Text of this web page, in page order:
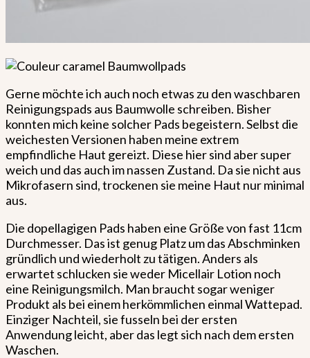
Gerne möchte ich auch noch etwas zu den waschbaren
Reinigungspads aus Baumwolle schreiben. Bisher
konnten mich keine solcher Pads begeistern. Selbst die
weichesten Versionen haben meine extrem
empfindliche Haut gereizt. Diese hier sind aber super
weich und das auch im nassen Zustand. Da sie nicht aus
Mikrofasern sind, trockenen sie meine Haut nur minimal
aus.
Die dopellagigen Pads haben eine Größe von fast 11cm
Durchmesser. Das ist genug Platz um das Abschminken
gründlich und wiederholt zu tätigen. Anders als
erwartet schlucken sie weder Micellair Lotion noch
eine Reinigungsmilch. Man braucht sogar weniger
Produkt als bei einem herkömmlichen einmal Wattepad.
Einziger Nachteil, sie fusseln bei der ersten
Anwendung leicht, aber das legt sich nach dem ersten
Waschen.